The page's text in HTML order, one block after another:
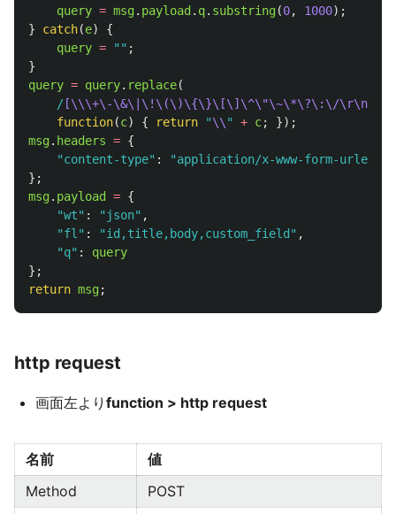
query = msg. payload . q. substring(0, 1000);
}
catch(e)
{
query = "" ;
}
query = query. replace(
/ [\\\+\-\&\|\!\(\)\{\}\[\]\^\"\~\*\?\:\/\r\n\t\u
function(c) { return "\\" + c;
});
msg. headers = {
"content-type" : "application/x-www-form-
};
msg. payload = {
"wt" : " json" ,
"fl" : "id,title,body,custom_field " ,
"q" :
query
};
return msg;
http request
画面左より function > http request
名前
値
Method
POST